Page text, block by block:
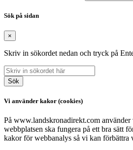
Sök på sidan
×
Skriv in sökordet nedan och tryck på
Sök
Vi använder kakor (cookies)
På www.landskronadirekt.com
webbplatsen ska fungera på ett bra sätt
kakor för webbanalys så vi kan förbättra